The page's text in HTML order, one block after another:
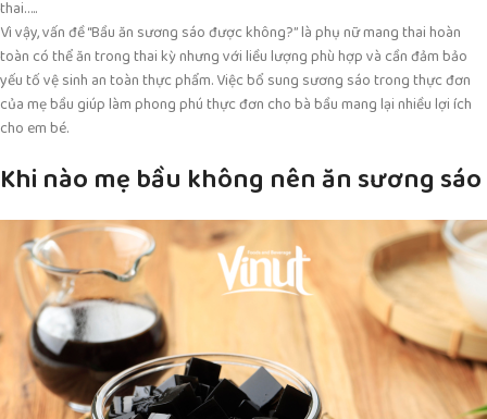
thai…..
Vì vậy, vấn đề “Bầu ăn sương sáo được không?” là phụ nữ mang thai hoàn
toàn có thể ăn trong thai kỳ nhưng với liều lượng phù hợp và cần đảm bảo
yếu tố vệ sinh an toàn thực phẩm. Việc bổ sung sương sáo trong thực đơn
của mẹ bầu giúp làm phong phú thực đơn cho bà bầu mang lại nhiều lợi ích
cho em bé.
Khi nào mẹ bầu không nên ăn sương sáo